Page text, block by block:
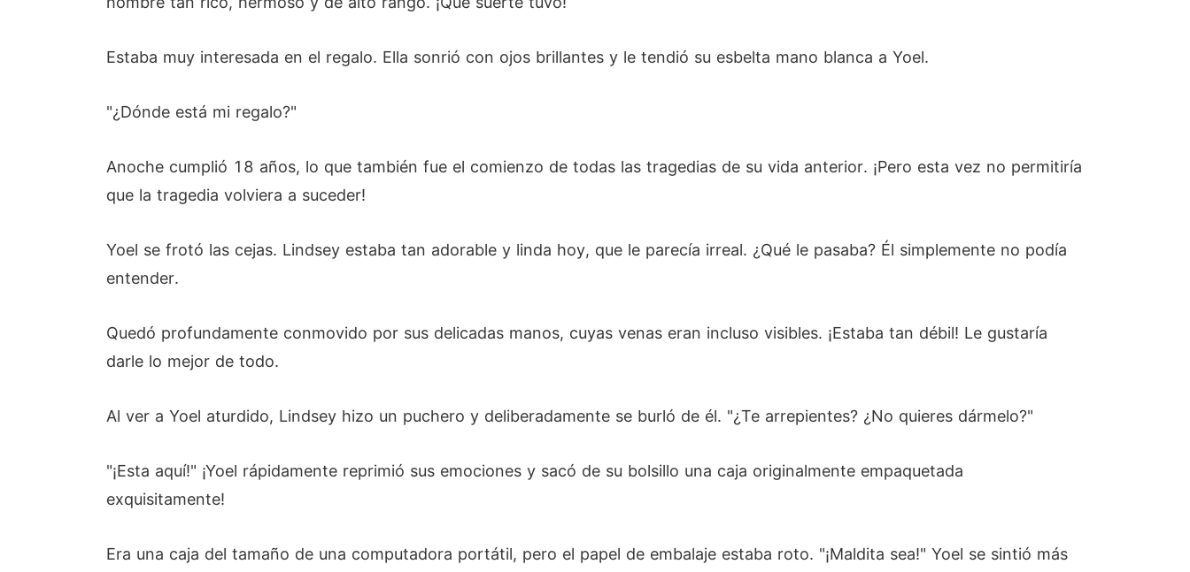
Estaba muy interesada en el regalo. Ella sonrió con ojos brillantes y le tendió su esbelta mano blanca a Yoel.
"¿Dónde está mi regalo?"
Anoche cumplió 18 años, lo que también fue el comienzo de todas las tragedias de su vida anterior. ¡Pero esta vez no permitiría
que la tragedia volviera a suceder!
Yoel se frotó las cejas. Lindsey estaba tan adorable y linda hoy, que le parecía irreal. ¿Qué le pasaba? Él simplemente no podía
entender.
Quedó profundamente conmovido por sus delicadas manos, cuyas venas eran incluso visibles. ¡Estaba tan débil! Le gustaría
darle lo mejor de todo.
Al ver a Yoel aturdido, Lindsey hizo un puchero y deliberadamente se burló de él. "¿Te arrepientes? ¿No quieres dármelo?"
"¡Esta aquí!" ¡Yoel rápidamente reprimió sus emociones y sacó de su bolsillo una caja originalmente empaquetada
exquisitamente!
Era una caja del tamaño de una computadora portátil, pero el papel de embalaje estaba roto. "¡Maldita sea!" Yoel se sintió más